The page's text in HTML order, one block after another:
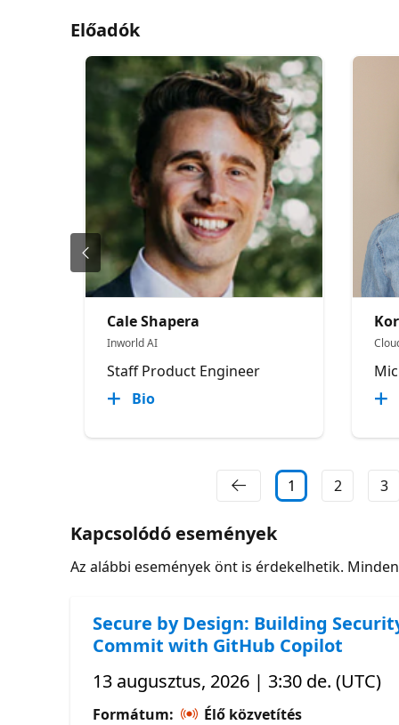
Előadók
Cale Shapera
Inworld AI
Staff Product Engineer
Bio
1 2 3
Kapcsolódó események
Az alábbi események önt is érdekelhetik.
Secure by Design: Building
Commit with GitHub Copilot
13 augusztus, 2026 | 3:30 de. (UTC)
Formátum:
Élő közvetítés